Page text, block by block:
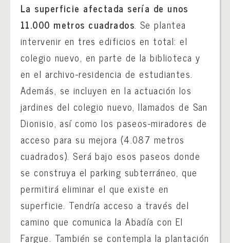
La superficie afectada sería de unos
11.000 metros cuadrados. Se plantea
intervenir en tres edificios en total: el
colegio nuevo, en parte de la biblioteca y
en el archivo-residencia de estudiantes.
Además, se incluyen en la actuación los
jardines del colegio nuevo, llamados de San
Dionisio, así como los paseos-miradores de
acceso para su mejora (4.087 metros
cuadrados). Será bajo esos paseos donde
se construya el parking subterráneo, que
permitirá eliminar el que existe en
superficie. Tendría acceso a través del
camino que comunica la Abadía con El
Fargue. También se contempla la plantación